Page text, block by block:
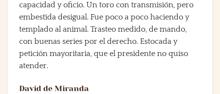
capacidad y oficio. Un toro con transmisión, pero
embestida desigual. Fue poco a poco haciendo y
templado al animal. Trasteo medido, de mando,
con buenas series por el derecho. Estocada y
petición mayoritaria, que el presidente no quiso
atender.
David de Miranda